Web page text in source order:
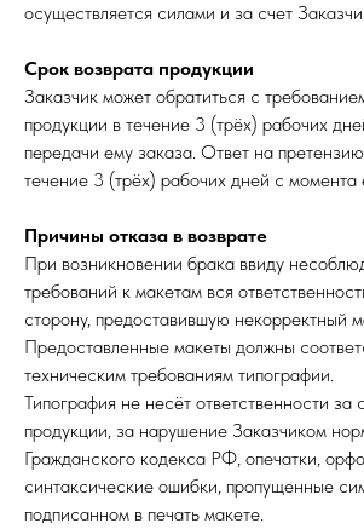
осуществляется силами и за счет
Срок возврата продукции
Заказчик может обратиться с
продукции в течение 3 (трёх) рабочих
передачи ему заказа. Ответ на
течение 3 (трёх) рабочих дней с момента
Причины отказа в возврате
При возникновении брака ввиду
требований к макетам вся
сторону, предоставившую некорректный
Предоставленные макеты должны
техническим требованиям типографии.
Типография не несёт ответственности за
продукции, за нарушение Заказчиком
Гражданского кодекса РФ, опечатки,
синтаксические ошибки, пропущенные
подписанном в печать макете.